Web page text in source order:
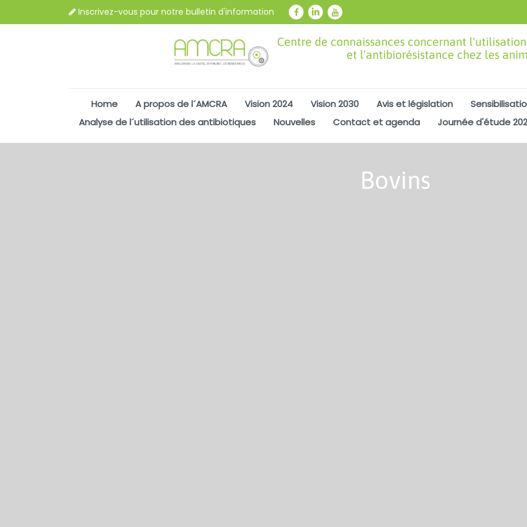
Inscrivez-vous pour notre bulletin d'information
Centre de connaissances concernant
et l'antibiorésistance chez les
Home A propos de l´AMCRA Vision 2024 Vision 2030 Avis et législation
Analyse de l´utilisation des antibiotiques
Nouvelles Contact et agenda Journée d'étude
Bovins